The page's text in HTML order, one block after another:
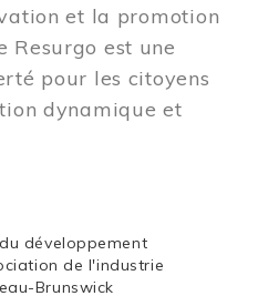
et la promotion
Resurgo est une
pour les citoyens
dynamique et
développement
de l'industrie
Brunswick